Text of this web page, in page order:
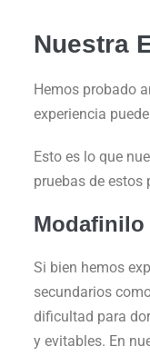
Nuestra
Hemos probado
experiencia
Esto es lo que
pruebas de estos
Modafinilo
Si bien hemos
secundarios
dificultad para
y evitables. En